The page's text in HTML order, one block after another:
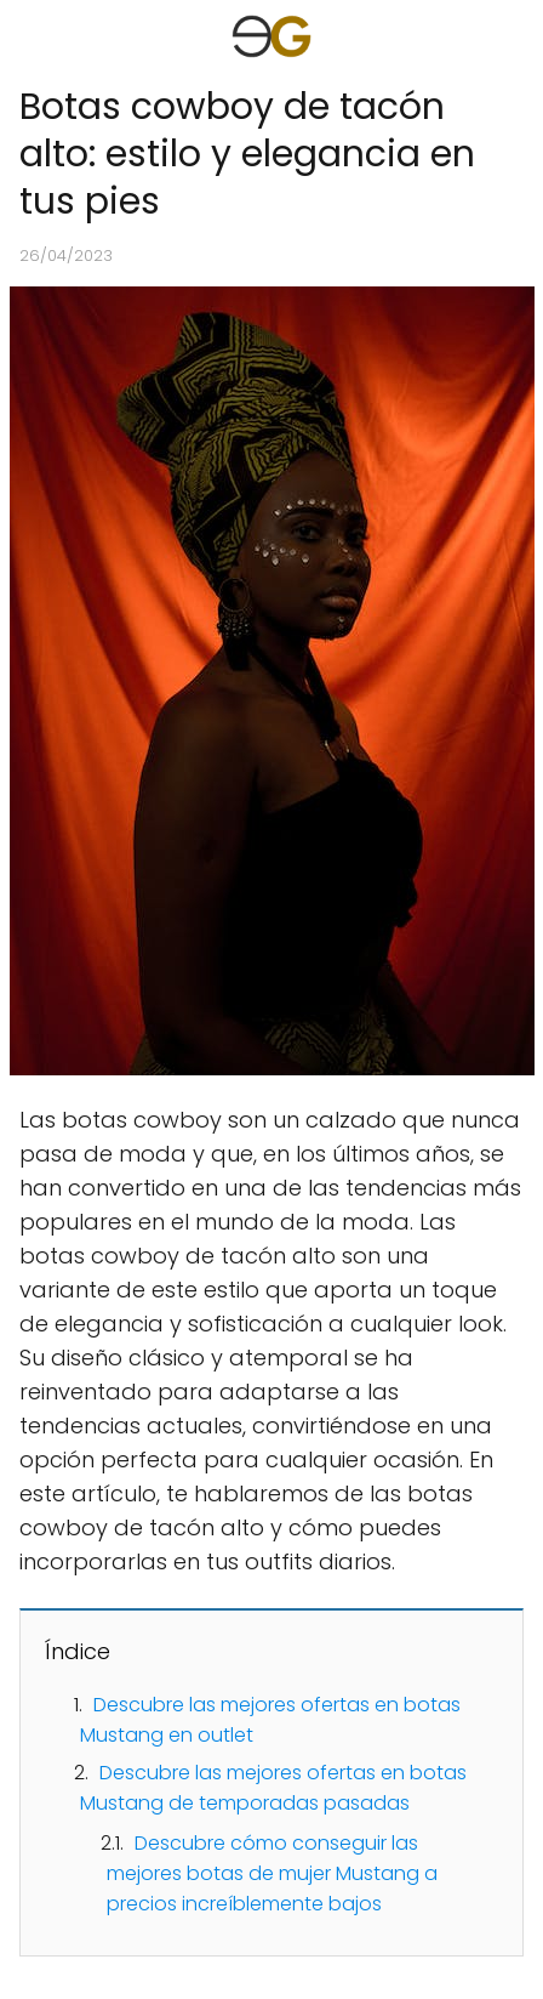
Botas cowboy de tacón
alto: estilo y elegancia en
tus pies
26/04/2023
Las botas cowboy son un calzado que nunca
pasa de moda y que, en los últimos años, se
han convertido en una de las tendencias más
populares en el mundo de la moda. Las
botas cowboy de tacón alto son una
variante de este estilo que aporta un toque
de elegancia y sofisticación a cualquier look.
Su diseño clásico y atemporal se ha
reinventado para adaptarse a las
tendencias actuales, convirtiéndose en una
opción perfecta para cualquier ocasión. En
este artículo, te hablaremos de las botas
cowboy de tacón alto y cómo puedes
incorporarlas en tus outfits diarios.
Índice
Descubre las mejores ofertas en botas
Mustang en outlet
Descubre las mejores ofertas en botas
Mustang de temporadas pasadas
Descubre cómo conseguir las
mejores botas de mujer Mustang a
precios increíblemente bajos